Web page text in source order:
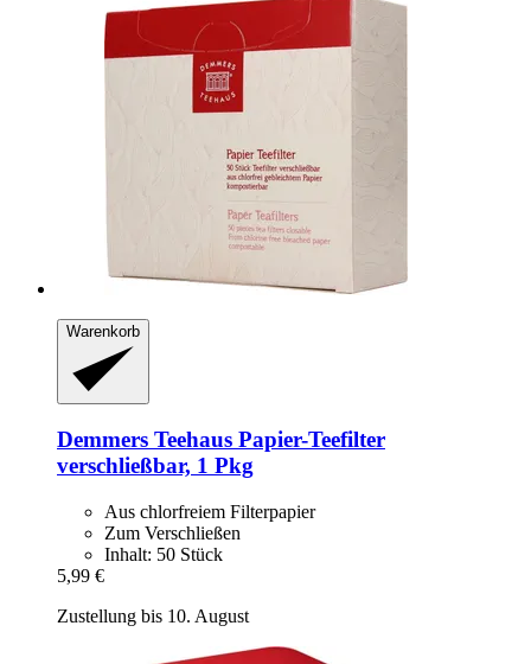
Warenkorb
Demmers Teehaus Papier-​Teefilter
verschließbar, 1 Pkg
Aus chlorfreiem Filterpapier
Zum Verschließen
Inhalt: 50 Stück
5,99 €
Zustellung bis 10. August